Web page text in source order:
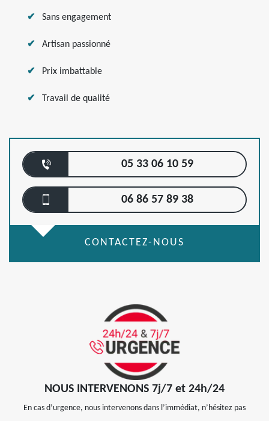
Sans engagement
Artisan passionné
Prix imbattable
Travail de qualité
05 33 06 10 59
06 86 57 89 38
CONTACTEZ-NOUS
NOUS INTERVENONS 7j/7 et 24h/24
En cas d’urgence, nous intervenons dans l’immédiat, n’hésitez pas